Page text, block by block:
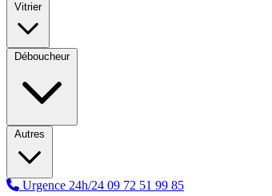
Vitrier
Déboucheur
Autres
Urgence 24h/24 09 72 51 99 85